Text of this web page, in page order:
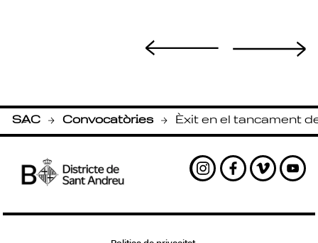
SAC
- Convocatòries
- Èxit en el tancament
Instagram
Facebook
Vimeo